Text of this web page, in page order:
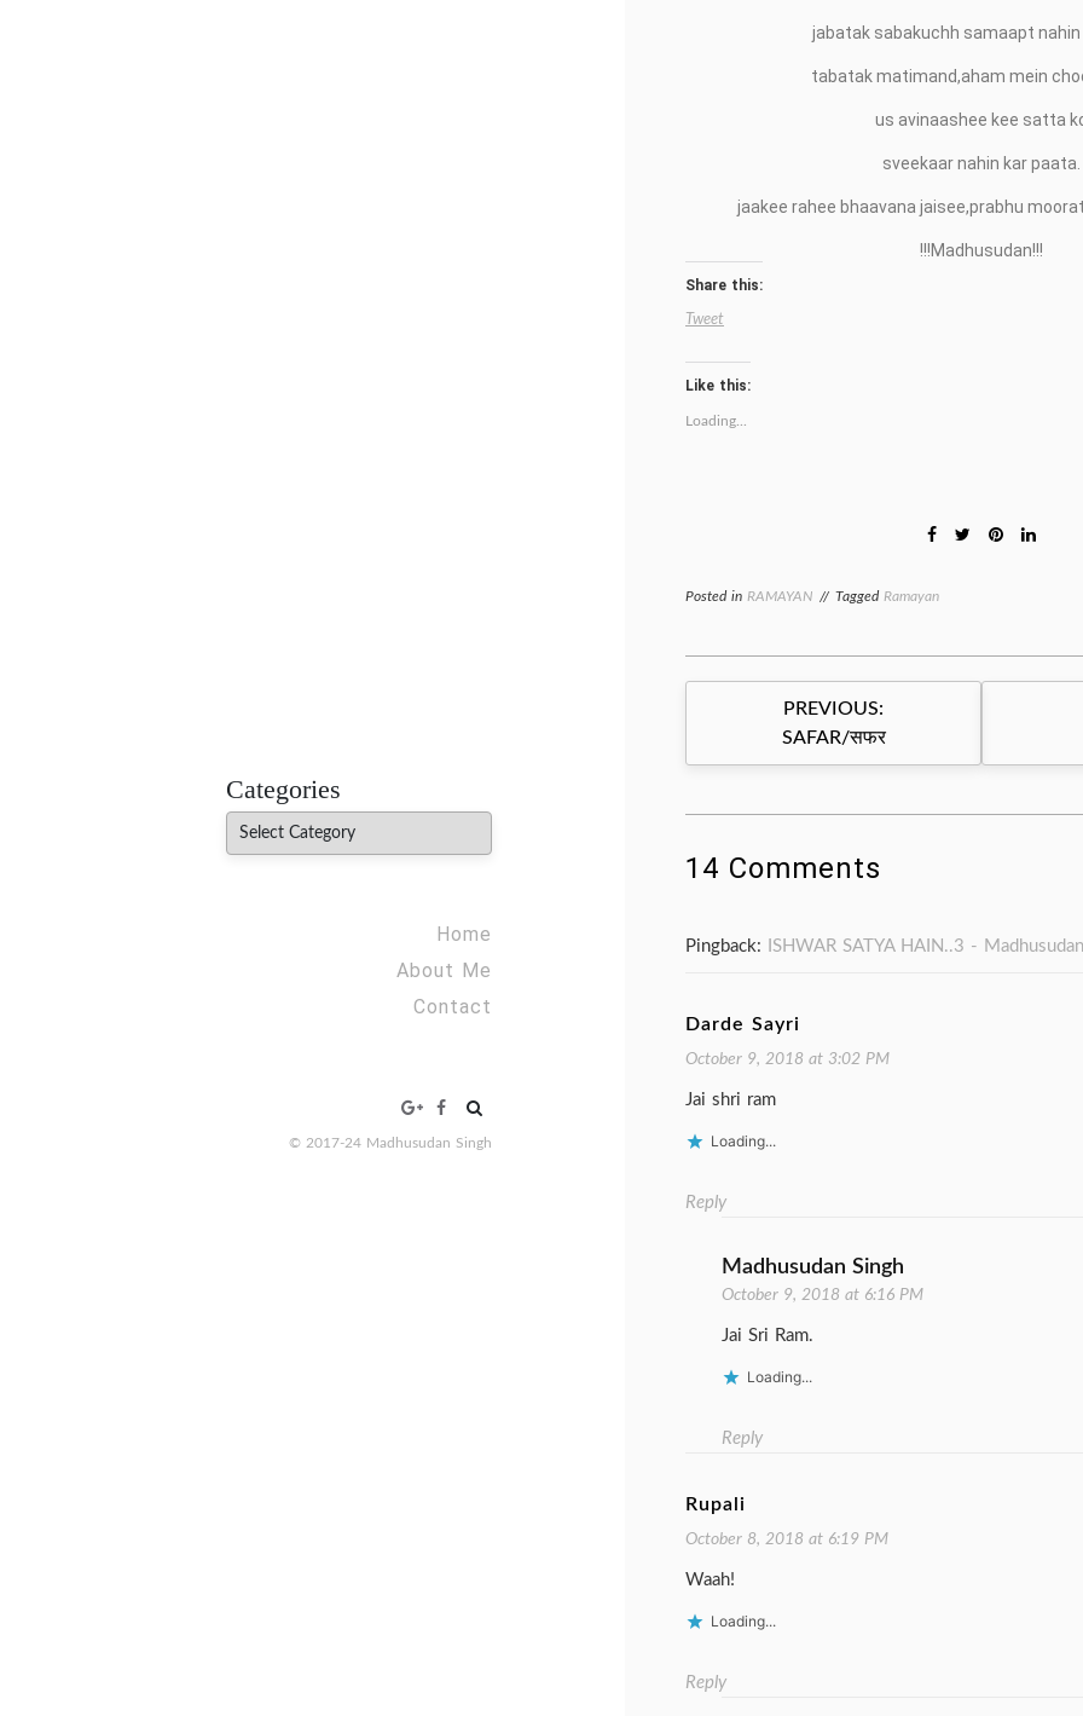
Categories
Categories
Home
About Me
Contact
Search
© 2017-24 Madhusudan Singh
jabatak sabakuchh samaapt nahin
tabatak matimand,aham mein
us avinaashee kee satta
sveekaar nahin kar paata.
jaakee rahee bhaavana jaisee,prabhu
!!!Madhusudan!!!
Share this:
Tweet
Like this:
Loading...
Posted in RAMAYAN Tagged Ramayan
Post
navigation
PREVIOUS:
SAFAR/सफर
14 Comments
Pingback: ISHWAR SATYA HAIN..3 -
Darde Sayri
October 9, 2018 at 3:02 PM
Jai shri ram
Loading...
Reply
Madhusudan Singh
October 9, 2018 at 6:16 PM
Jai Sri Ram.
Loading...
Reply
Rupali
October 8, 2018 at 6:19 PM
Waah!
Loading...
Reply